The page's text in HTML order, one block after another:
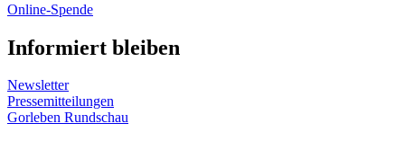
Online-Spende
Informiert bleiben
Newsletter
Pressemitteilungen
Gorleben Rundschau